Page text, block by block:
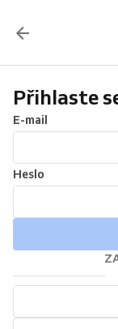
Přihlaste
E-mail
Heslo